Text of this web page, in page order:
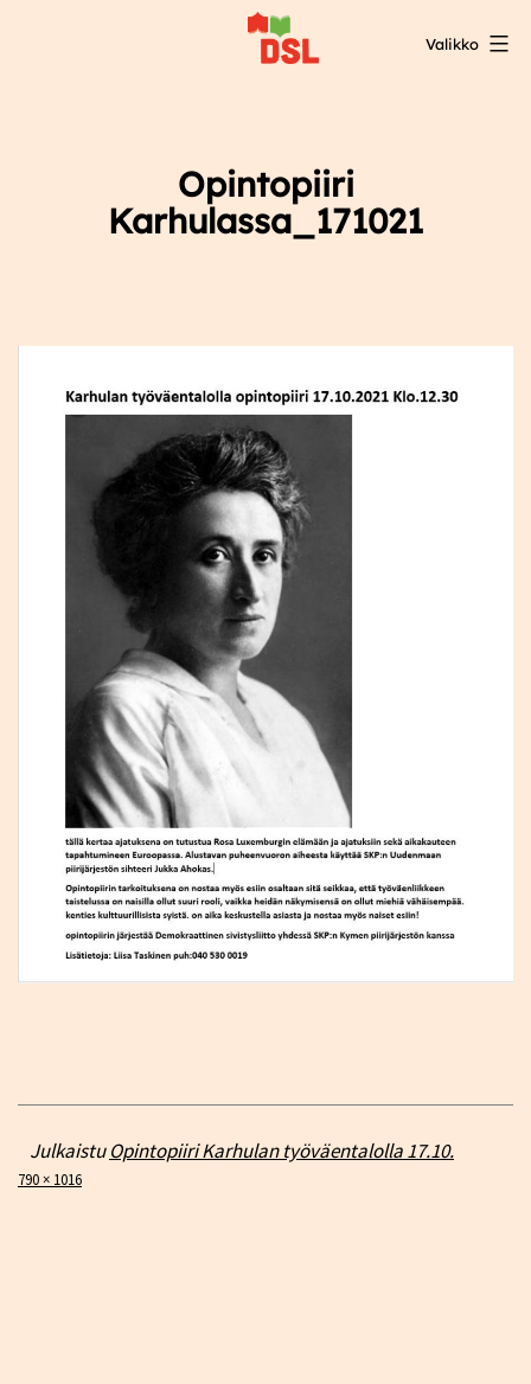
Valikko
Opintopiiri
Karhulassa_171021
JulkaistuOpintopiiri Karhulan työväentalolla 17.10.
Täysikokoinen
790 × 1016